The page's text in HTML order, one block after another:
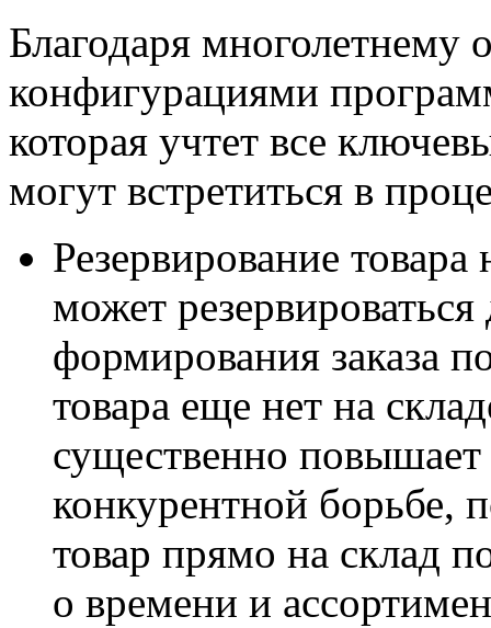
Благодаря
конфигурациями
которая учтет все
могут встретиться в
Резервирование товара
может
формирования заказа
товара еще нет на
существенно
конкурентной борьбе,
товар прямо на склад
о времени и